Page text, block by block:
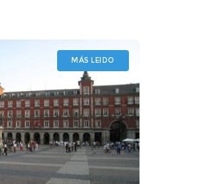
MÁS LEIDO